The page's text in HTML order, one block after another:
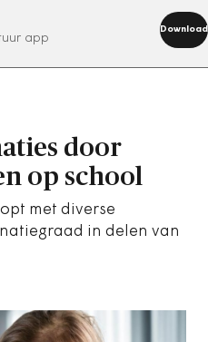
app
Download
nu
door
op school
met diverse
in delen van